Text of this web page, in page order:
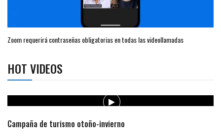
Zoom requerirá contraseñas obligatorias en todas las videollamadas
HOT VIDEOS
Campaña de turismo otoño-invierno